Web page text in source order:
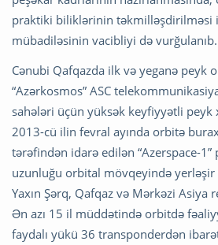
praktiki biliklərinin təkmilləşdirilməsi
mübadiləsinin vacibliyi də vurğulanıb.
Cənubi Qafqazda ilk və yeganə peyk
“Azərkosmos” ASC
sahələri üçün yüksək keyfiyyətli
2013-cü ilin fevral ayında orbitə
tərəfindən idarə edilən “Azerspace-
uzunluğu orbital mövqeyində yerləşir
Yaxın Şərq, Qafqaz və Mərkəzi Asiya
Ən azı 15 il müddətində orbitdə
faydalı yükü 36 transponderdən